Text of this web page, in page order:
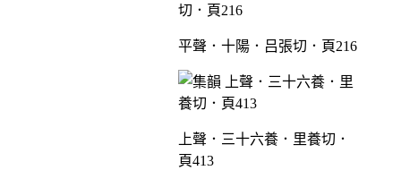
平聲．十陽．吕張切．頁216
上聲．三十六養．里養切．
頁413